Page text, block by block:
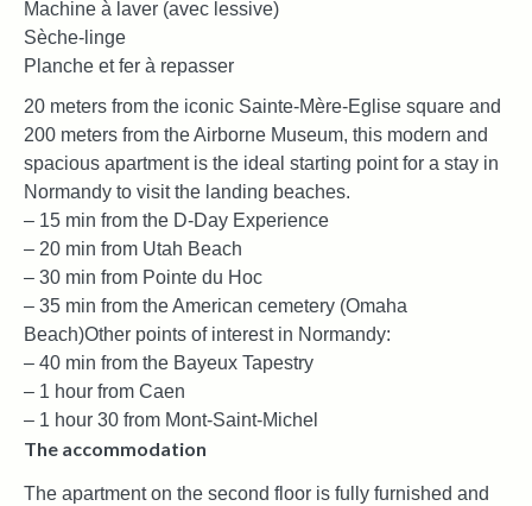
Machine à laver (avec lessive)
Sèche-linge
Planche et fer à repasser
20 meters from the iconic Sainte-Mère-Eglise square and
200 meters from the Airborne Museum, this modern and
spacious apartment is the ideal starting point for a stay in
Normandy to visit the landing beaches.
– 15 min from the D-Day Experience
– 20 min from Utah Beach
– 30 min from Pointe du Hoc
– 35 min from the American cemetery (Omaha
Beach)Other points of interest in Normandy:
– 40 min from the Bayeux Tapestry
– 1 hour from Caen
– 1 hour 30 from Mont-Saint-Michel
The accommodation
The apartment on the second floor is fully furnished and